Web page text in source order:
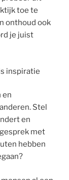
toe te
onthoud ook
je juist
inspiratie
en
Stel
en
met
hebben